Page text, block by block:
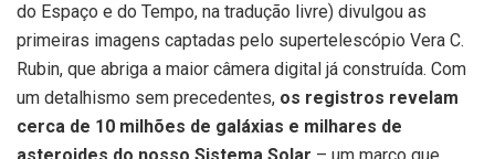
do Espaço e do Tempo, na tradução livre) divulgou as
primeiras imagens captadas pelo supertelescópio Vera C.
Rubin, que abriga a maior câmera digital já construída. Com
um detalhismo sem precedentes, os registros revelam
cerca de 10 milhões de galáxias e milhares de